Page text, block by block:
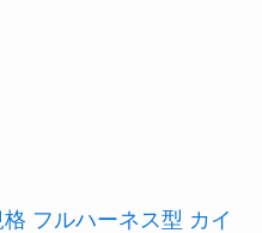
フルハーネス型 カイ